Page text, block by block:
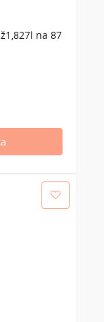
na 87